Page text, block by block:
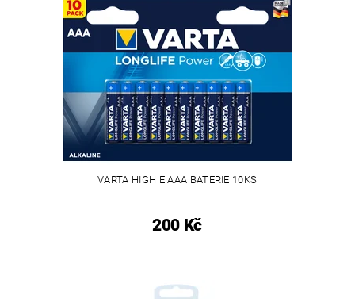
VARTA HIGH E AAA BATERIE 10KS
200 Kč